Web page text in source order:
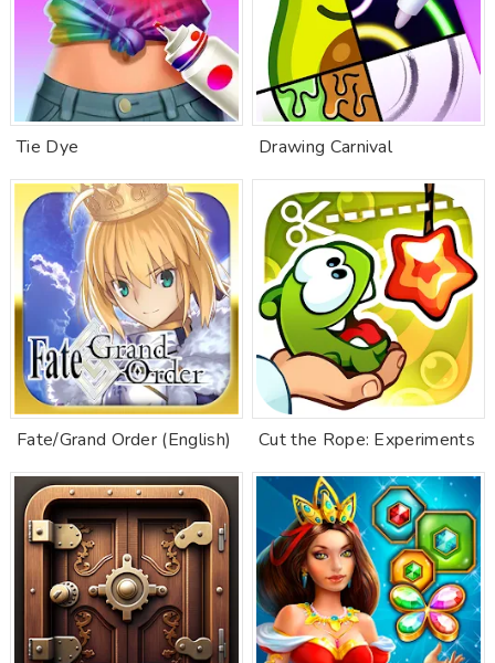
Tie Dye Drawing Carnival
Fate/Grand Order (English) Cut the Rope: Experiments